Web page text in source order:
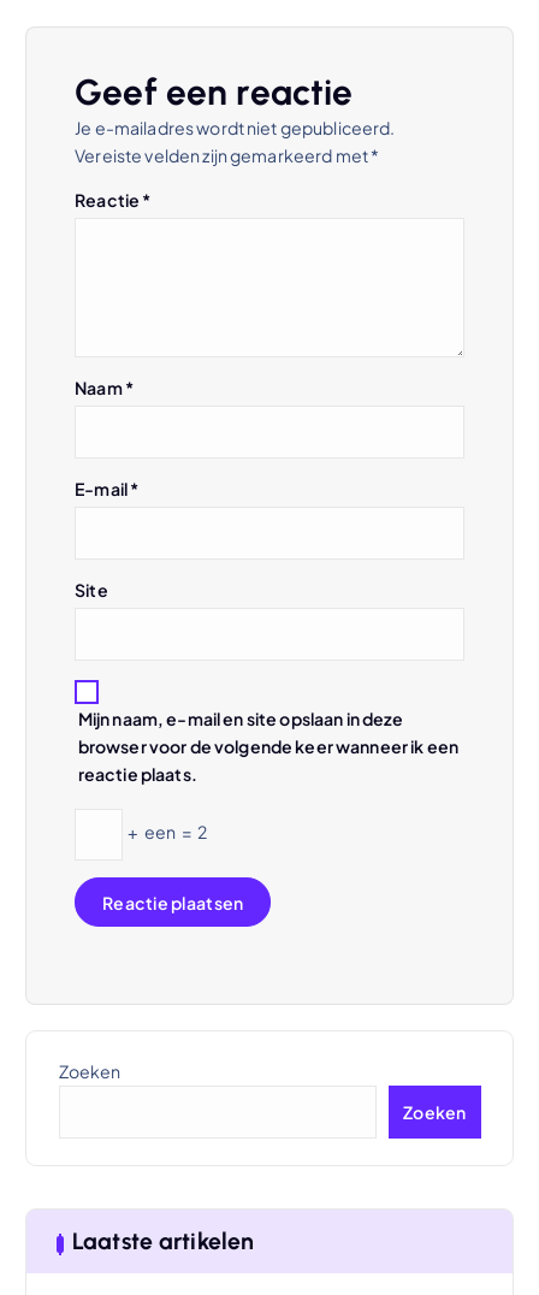
Geef een reactie
Je e-mailadres wordt niet gepubliceerd.
Vereiste velden zijn gemarkeerd met*
Reactie *
Naam*
E-mail*
Site
Mijn naam, e-mail en site opslaan in deze
browser voor de volgende keer wanneer ik een
reactie plaats.
+ een = 2
Zoeken
Zoeken
Laatste artikelen